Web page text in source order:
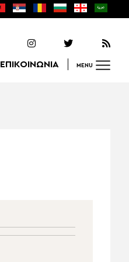
ΕΠΙΚΟΙΝΩΝΙΑ MENU